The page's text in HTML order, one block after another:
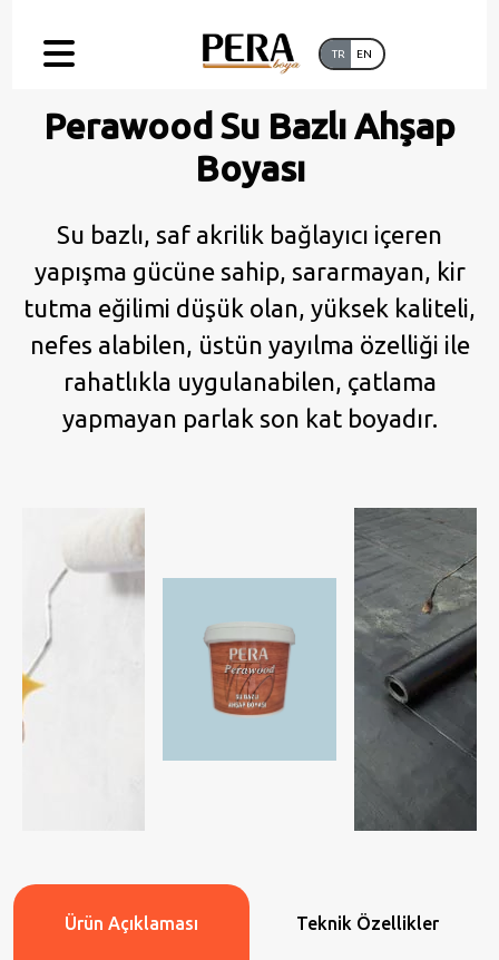
TR EN
Perawood Su Bazlı Ahşap
Boyası
Su bazlı, saf akrilik bağlayıcı içeren
yapışma gücüne sahip, sararmayan, kir
tutma eğilimi düşük olan, yüksek kaliteli,
nefes alabilen, üstün yayılma özelliği ile
rahatlıkla uygulanabilen, çatlama
yapmayan parlak son kat boyadır.
Ürün Açıklaması Teknik Özellikler